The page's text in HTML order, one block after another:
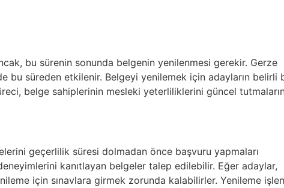
bu sürenin sonunda belgenin yenilenmesi gerekir. Gerze
bu süreden etkilenir. Belgeyi yenilemek için adayların belirli
belge sahiplerinin mesleki yeterliliklerini güncel
geçerlilik süresi dolmadan önce başvuru yapmaları
kanıtlayan belgeler talep edilebilir. Eğer adaylar,
için sınavlara girmek zorunda kalabilirler. Yenileme